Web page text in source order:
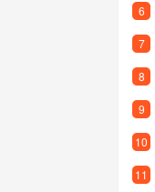
6
7
8
9
10
11